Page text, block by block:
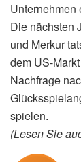
Unternehmen
Die nächsten
und Merkur
dem US-
Nachfrage
spielen.
(Lesen Sie